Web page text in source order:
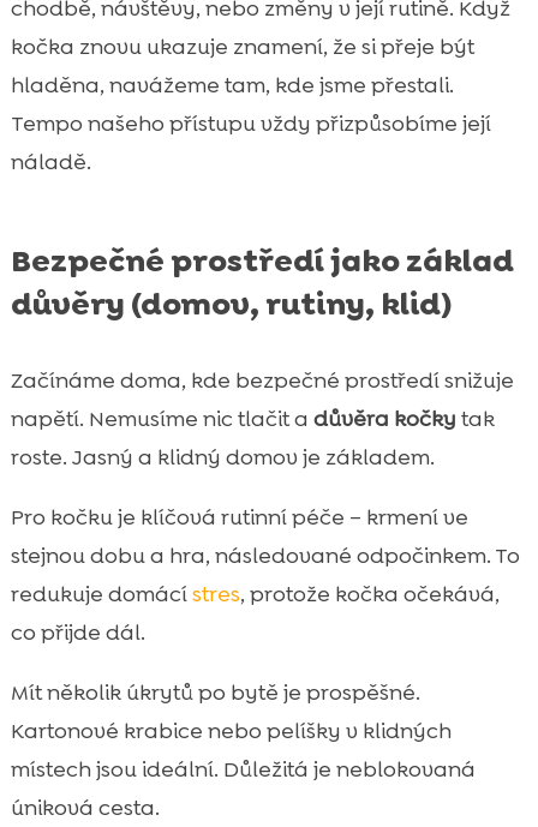
chodbě, návštěvy, nebo změny v její rutině. Když
kočka znovu ukazuje znamení, že si přeje být
hladěna, navážeme tam, kde jsme přestali.
Tempo našeho přístupu vždy přizpůsobíme její
náladě.
Bezpečné prostředí jako základ
důvěry (domov, rutiny, klid)
Začínáme doma, kde bezpečné prostředí snižuje
napětí. Nemusíme nic tlačit a důvěra kočky tak
roste. Jasný a klidný domov je základem.
Pro kočku je klíčová rutinní péče – krmení ve
stejnou dobu a hra, následované odpočinkem. To
redukuje domácístres, protože kočka očekává,
co přijde dál.
Mít několik úkrytů po bytě je prospěšné.
Kartonové krabice nebo pelíšky v klidných
místech jsou ideální. Důležitá je neblokovaná
úniková cesta.